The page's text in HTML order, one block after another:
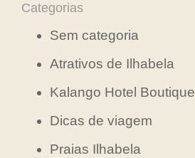
Categorias
Sem categoria
Atrativos de Ilhabela
Kalango Hotel Boutique
Dicas de viagem
Praias Ilhabela